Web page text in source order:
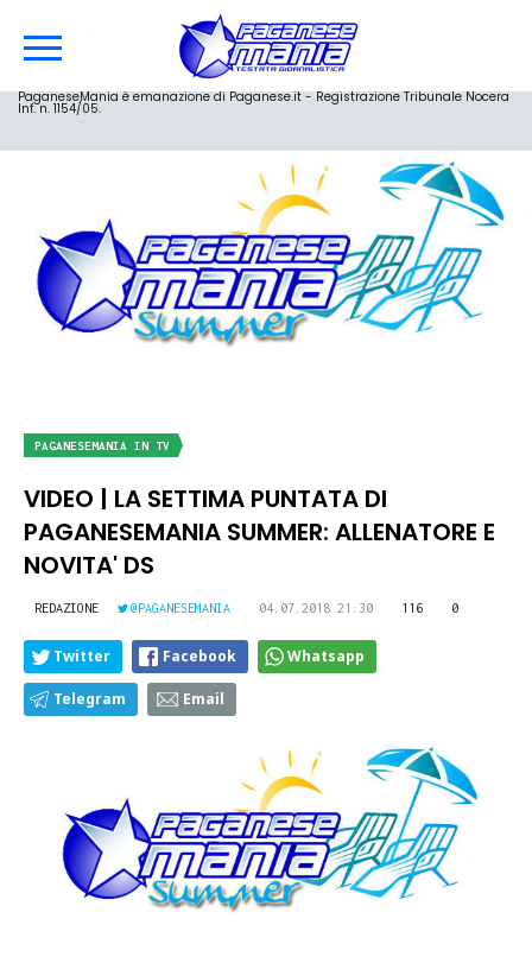
PaganeseMania è emanazione di Paganese.it - Registrazione Tribunale Nocera
Inf. n. 1154/05.
PAGANESEMANIA IN TV
VIDEO | LA SETTIMA PUNTATA DI
PAGANESEMANIA SUMMER: ALLENATORE E
NOVITA' DS
REDAZIONE @PAGANESEMANIA 04.07.2018 21:30 116 0
Twitter Facebook Whatsapp
Telegram Email